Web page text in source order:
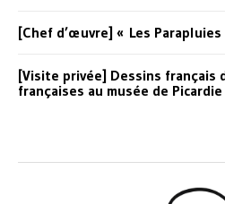
[Chef d’œuvre] « Les
[Visite privée] Dessins français
françaises au musée de Picardie